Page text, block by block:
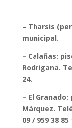
– Tharsis
municipal.
– Calañas:
Rodrigana.
24.
– El
Márquez.
09 / 959 38 85